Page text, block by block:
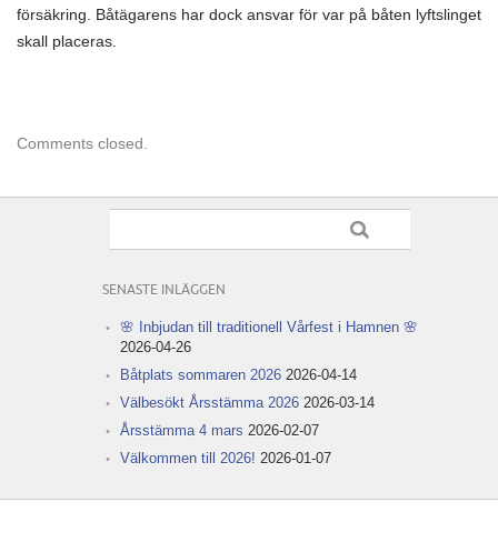
försäkring. Båtägarens har dock ansvar för var på båten lyftslinget
skall placeras.
Comments closed.
SENASTE INLÄGGEN
🌸 Inbjudan till traditionell Vårfest i Hamnen 🌸
2026-04-26
Båtplats sommaren 2026 2026-04-14
Välbesökt Årsstämma 2026 2026-03-14
Årsstämma 4 mars 2026-02-07
Välkommen till 2026! 2026-01-07